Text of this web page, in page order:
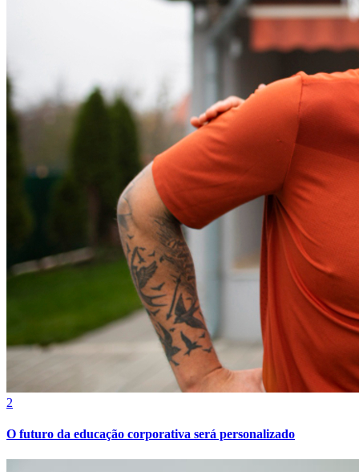
2
O futuro da educação corporativa será personalizado